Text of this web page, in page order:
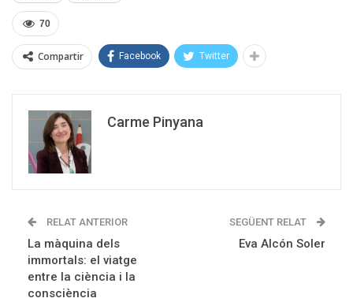
70
Compartir Facebook Twitter
Carme Pinyana
RELAT ANTERIOR
La màquina dels
immortals: el viatge
entre la ciència i la
consciència
SEGÜENT RELAT
Eva Alcón Soler